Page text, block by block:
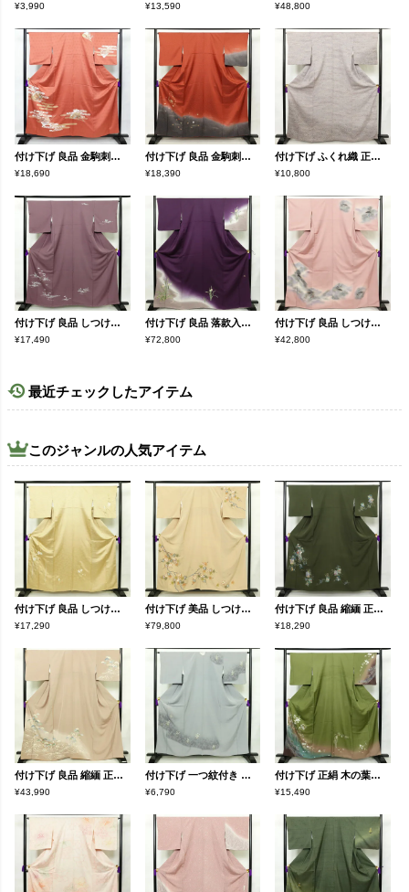
¥3,990 ¥13,590 ¥48,800
付け下げ 良品 金駒刺繍 綸子 正絹 古典柄 袷仕立て 身丈158cm 裄丈66cm 箔 刺繍 金彩 附下 着物 赤・朱
¥18,690
付け下げ 良品 金駒刺繍 綸子 正絹 古典柄 袷仕立て 身丈158cm 裄丈66.5cm 箔 刺繍 共八掛 金彩 着物 附下 赤・朱
¥18,390
付け下げ ふくれ織 正絹 その他の柄 袷仕立て 身丈164cm 裄丈66cm リサイクル着物 着物 洒落 紫・藤色
¥10,800
付け下げ 良品 しつけ糸付き 正絹 古典柄 袷仕立て 身丈160.5cm 裄丈67cm 金彩 附下 着物 紫・藤色
¥17,490
付け下げ 良品 落款入り 正絹 花柄 袷仕立て 身丈166.5cm 裄丈66.5cm リサイクル着物 着物 箔 金彩 入学式 卒業式 七五三 お宮参り フォーマル シンプル 水仙 紫・藤色
¥72,800
付け下げ 良品 しつけ糸付き 正絹 風景柄 袷仕立て 身丈166.5cm 裄丈66cm リサイクル着物 着物 箔 入学式 卒業式 七五三 お宮参り フォーマル 紫・藤色
¥42,800
最近チェックしたアイテム
このジャンルの人気アイテム
付け下げ 良品 しつけ糸付き 正絹 花柄 袷仕立て 身丈158.5cm 裄丈66.5cm 金彩 ベージュ
¥17,290
付け下げ 美品 しつけ糸付き 縮緬 正絹 木の葉・植物柄 袷仕立て 身丈157.5cm 裄丈67cm リサイクル着物 着物 刺繍 共八掛 金彩 七五三 フォーマル 紅葉 ベージュ
¥79,800
付け下げ 良品 縮緬 正絹 古典柄 袷仕立て 身丈159cm 裄丈66.5cm 附下 着物 緑・うぐいす色
¥18,290
付け下げ 良品 縮緬 正絹 風景柄 袷仕立て 身丈164.5cm 裄丈70.5cm ゆったりサイズ ワイド リサイクル着物 着物 箔 金彩 入学式 卒業式 七五三 お宮参り フォーマル 上品 ベージュ
¥43,990
付け下げ 一つ紋付き 正絹 花柄 袷仕立て 身丈158cm 裄丈64.5cm リサイクル着物 着物 箔 入学式 卒業式 七五三 お宮参り フォーマル 上品 グレー
¥6,790
付け下げ 正絹 木の葉・植物柄 袷仕立て 身丈159cm 裄丈65cm 緑・うぐいす色
¥15,490